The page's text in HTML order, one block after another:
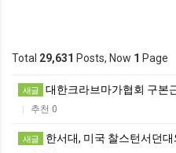
Total 29,631 Posts, Now 1 Page
새글 대한크라브마가협회 구본
| 추천 0
새글 한서대, 미국 찰스턴서던